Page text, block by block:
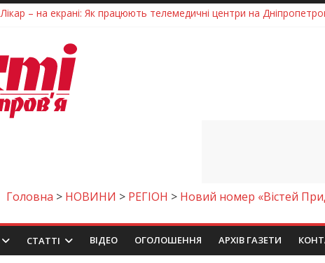
Лікар – на екрані: Як працюють телемедичні центри на
Пошуки тривають: на Дніпропетровщині досліджують місце
Ветерани Дніпропетровщини отримують шанс на власне житло
Говорити про воду без паніки: чому важлива правильна комунікація
Головна > НОВИНИ > РЕГІОН > Новий номер «Вістей
СТАТТІ ВIДЕО ОГОЛОШЕННЯ АРХІВ ГАЗЕТИ